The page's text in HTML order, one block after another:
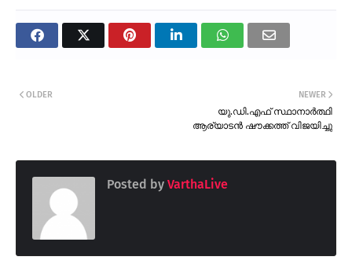
NEWER
യു.ഡി.എഫ് സ്ഥാനാർത്ഥി
ആര്യാടൻ ഷൗക്കത്ത് വിജയിച്ചു
OLDER
Posted by VarthaLive